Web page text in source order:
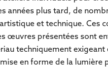
années plus tard, de
et technique. Ces
œuvres présentées sont
techniquement
en forme de la lumière